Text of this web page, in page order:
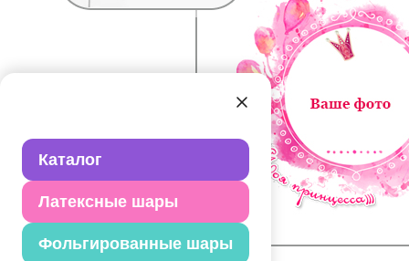
Каталог
Латексные шары
Фольгированные шары